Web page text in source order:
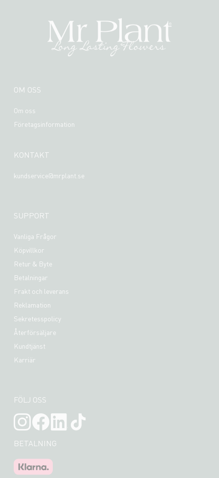
OM OSS
Om oss
Företagsinformation
KONTAKT
kundservice@mrplant.se
SUPPORT
Vanliga Frågor
Köpvillkor
Retur & Byte
Betalningar
Frakt och leverans
Reklamation
Sekretesspolicy
Återförsäljare
Kundtjänst
Karriär
FÖLJ OSS
BETALNING